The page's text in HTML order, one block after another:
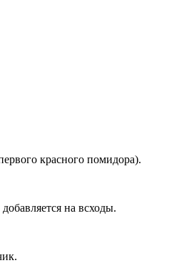
красного помидора).
на всходы.